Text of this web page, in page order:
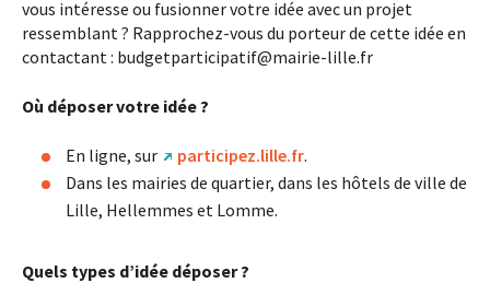
vous intéresse ou fusionner votre idée avec un projet
ressemblant ? Rapprochez-vous du porteur de cette idée en
contactant : budgetparticipatif@mairie-lille.fr
Où déposer votre idée ?
En ligne, sur participez.lille.fr.
Dans les mairies de quartier, dans les hôtels de ville de
Lille, Hellemmes et Lomme.
Quels types d’idée déposer ?